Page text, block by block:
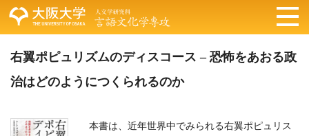
右翼ポピュリズムのディスコース – 恐怖をあおる政
治はどのようにつくられるのか
本書は、近年世界中でみられる右翼ポピュリス